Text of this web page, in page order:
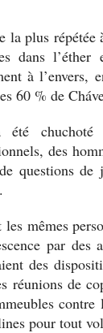
la plus répétée
dans
à l’envers,
60 % de
été
des
questions de
les mêmes
par des
des
réunions de
contre
pour tout